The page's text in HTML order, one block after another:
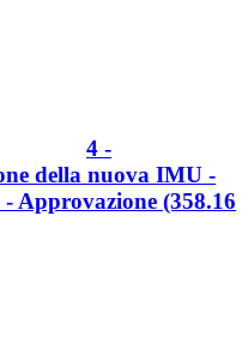
4 -
della nuova IMU -
Approvazione (358.16